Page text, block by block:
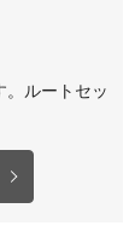
ルートセッ